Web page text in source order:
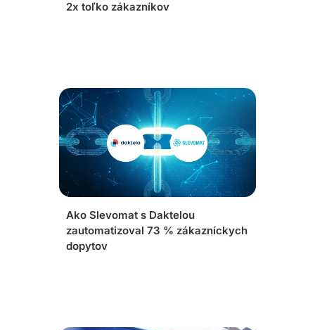
2x toľko zákazníkov
Ako Slevomat s Daktelou
zautomatizoval 73 % zákazníckych
dopytov